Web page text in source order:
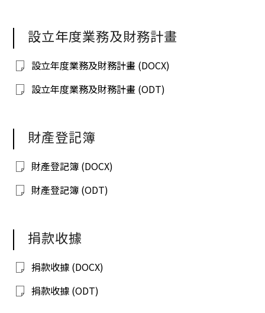
設立年度業務及財務計畫
設立年度業務及財務計畫 (DOCX)
設立年度業務及財務計畫 (ODT)
財產登記簿
財產登記簿 (DOCX)
財產登記簿 (ODT)
捐款收據
捐款收據 (DOCX)
捐款收據 (ODT)